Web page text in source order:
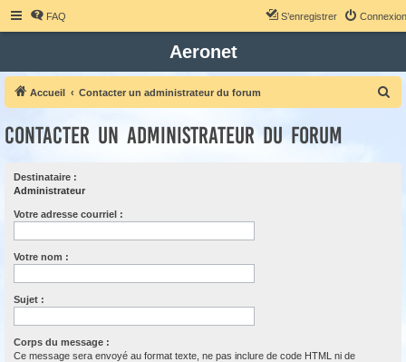
FAQ Connexion
S’enregistrer
Aeronet
Accueil Contacter un administrateur du forum
Contacter un administrateur du forum
Destinataire :
Administrateur
Votre adresse courriel :
Votre nom :
Sujet :
Corps du message :
Ce message sera envoyé au format texte, ne pas inclure de code HTML ni de